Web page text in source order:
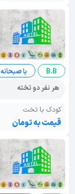
B.B
با صبحانه
هر نفر دو تخته
کودک با تخت
قیمت به تومان